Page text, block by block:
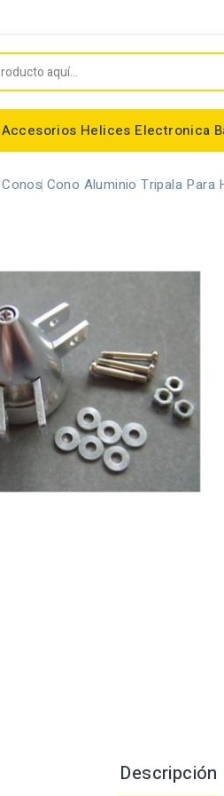
Accesorios Helices Electronica
Conos Cono Aluminio Tripala Para
Descripción